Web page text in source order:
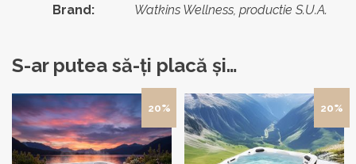
Brand: Watkins Wellness, productie S.U.A.
S-ar putea să-ți placă și…
20% 20%